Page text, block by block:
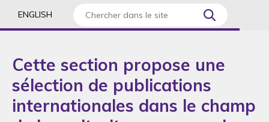
ENGLISH
Cette section propose une
sélection de publications
internationales dans le champ